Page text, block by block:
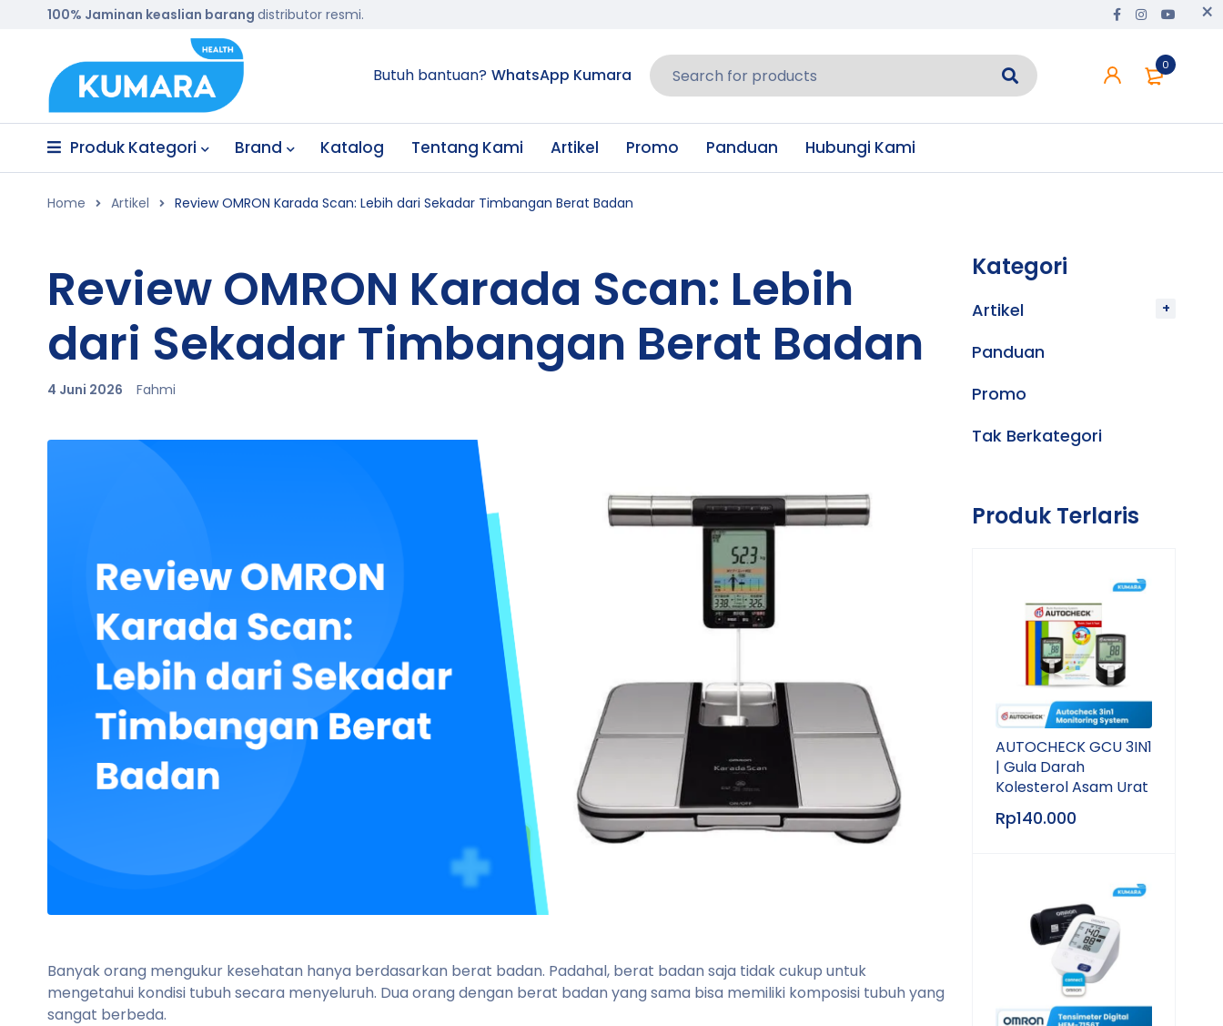
100% Jaminan keaslian barang distributor resmi.
0
Butuh bantuan? WhatsApp Kumara
Produk Kategori Brand Katalog Tentang Kami Artikel Promo Panduan Hubungi Kami
Home Artikel Review OMRON Karada Scan: Lebih dari Sekadar Timbangan Berat Badan
Review OMRON Karada Scan: Lebih
dari Sekadar Timbangan Berat Badan
4 Juni 2026 Fahmi
Banyak orang mengukur kesehatan hanya berdasarkan berat badan. Padahal, berat badan saja tidak cukup untuk
mengetahui kondisi tubuh secara menyeluruh. Dua orang dengan berat badan yang sama bisa memiliki komposisi tubuh yang
sangat berbeda.
Kategori
Artikel
Panduan
Promo
Tak Berkategori
Produk Terlaris
AUTOCHECK GCU 3IN1
| Gula Darah
Kolesterol Asam Urat
Rp140.000